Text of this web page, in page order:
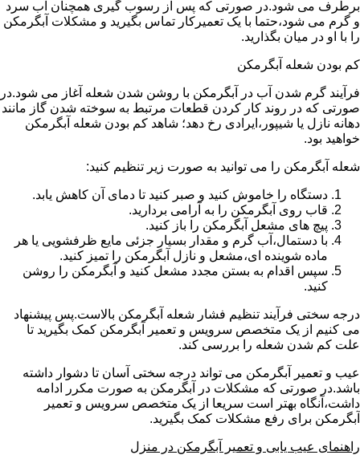
برطرف می شود.در صورتی که پس از رسوب گیری همچنان آب سرد
و گرم می شود،حتما با یک تعمیرکار تماس بگیرید و مشکلات آبگرمکن
را با او در میان بگذارید.
کم بودن شعله آبگرمکن
فرآیند گرم شدن آب در آبگرمکن با روشن شدن شعله آغاز می شود.در
صورتی که در روند کار کردن قطعات مرتبط به سوخته شدن گاز مانند
دهانه نازل یا شیپور،ایرادی رخ دهد؛ شاهد کم بودن شعله آبگرمکن
خواهید بود.
شعله آبگرمکن را می توانید به صورت زیر تنظیم کنید:
دستگاه را خاموش کنید و صبر کنید تا دمای آن کاهش یابد.
قاب روی آبگرمکن را به آرامی بردارید.
پیچ های مشعل آبگرمکن را باز کنید.
با دستمال،آب گرم و مقدار بسیار جزئی مایع ظرفشویی یا هر
ماده شوینده ای،مشعل و نازل آبگرمکن را تمیز کنید.
سپس اقدام به بستن مجدد مشعل کنید و آبگرمکن را روشن
کنید.
درجه سختی فرآیند تنظیم فشار شعله آبگرمکن بالاست.پس پیشنهاد
می کنیم از یک متخصص سرویس و تعمیر آبگرمکن کمک بگیرید تا
علت کم شدن شعله را بررسی کند.
عیب و تعمیر آبگرمکن می تواند درجه سختی آسان تا دشوار داشته
باشد.در صورتی که مشکلات در آبگرمکن به صورت مکرر ادامه
داشت،آنگاه بهتر است سریعا از یک متخصص سرویس و تعمیر
آبگرمکن برای رفع مشکلات کمک بگیرید.
راهنمای عیب یابی و تعمیر آبگرمکن در منزل